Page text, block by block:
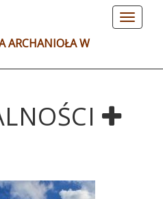
Toggle
ARCHANIOŁA W